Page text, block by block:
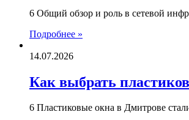
6 Общий обзор и роль в сетевой
Подробнее »
14.07.2026
Как выбрать
6 Пластиковые окна в Дмитрове